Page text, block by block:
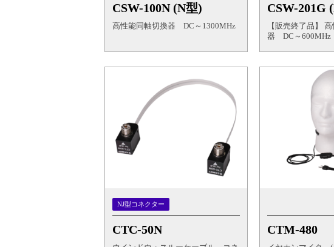
CSW-100N (N型)
高性能同軸切換器 DC～1300MHz
CSW-201G
【販売終了品】
器 DC～600MHz
NJ型コネクター
CTC-50N CTM-480